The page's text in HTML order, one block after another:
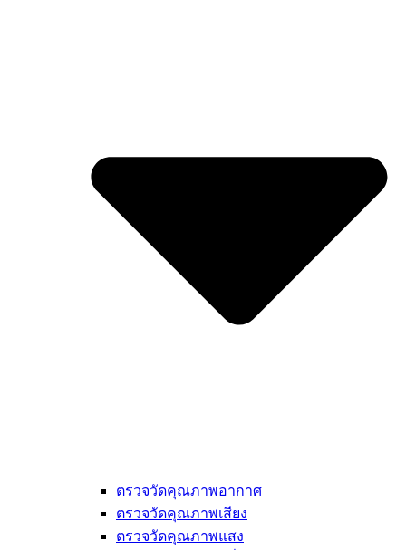
ตรวจวัดคุณภาพอากาศ
ตรวจวัดคุณภาพเสียง
ตรวจวัดคุณภาพแสง